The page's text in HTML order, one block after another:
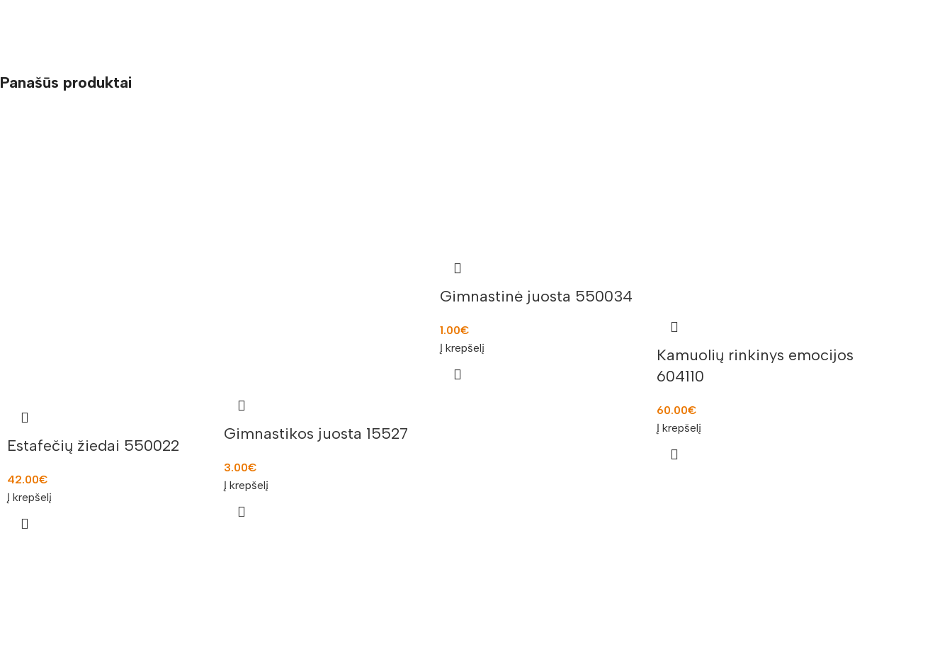
Panašūs produktai
Estafečių žiedai 550022
42.00€
Į krepšelį
Gimnastikos juosta 15527
3.00€
Į krepšelį
Gimnastinė juosta 550034
1.00€
Į krepšelį
Kamuolių rinkinys emocijos
604110
60.00€
Į krepšelį